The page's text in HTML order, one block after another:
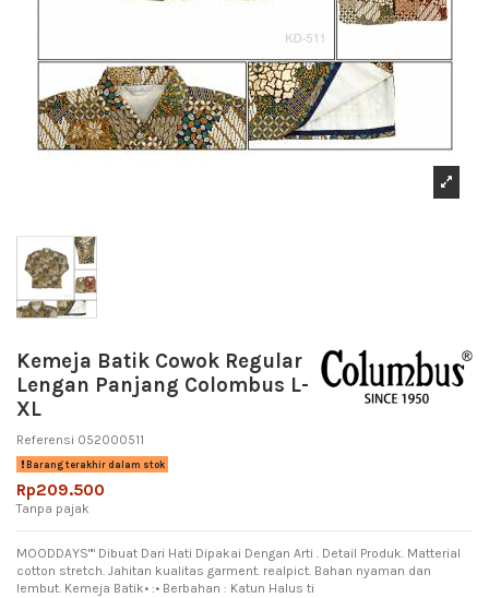
Kemeja Batik Cowok Regular
Lengan Panjang Colombus L-
XL
Referensi 052000511
Barang terakhir dalam stok
Rp209.500
Tanpa pajak
MOODDAYS"" Dibuat Dari Hati Dipakai Dengan Arti . Detail Produk. Matterial
cotton stretch. Jahitan kualitas garment. realpict. Bahan nyaman dan
lembut. Kemeja Batik• :• Berbahan : Katun Halus ti